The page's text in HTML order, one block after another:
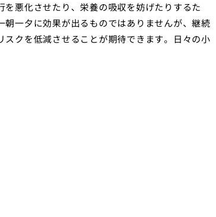
悪化させたり、栄養の吸収を妨げたりするた
一夕に効果が出るものではありませんが、継続
クを低減させることが期待できます。日々の小